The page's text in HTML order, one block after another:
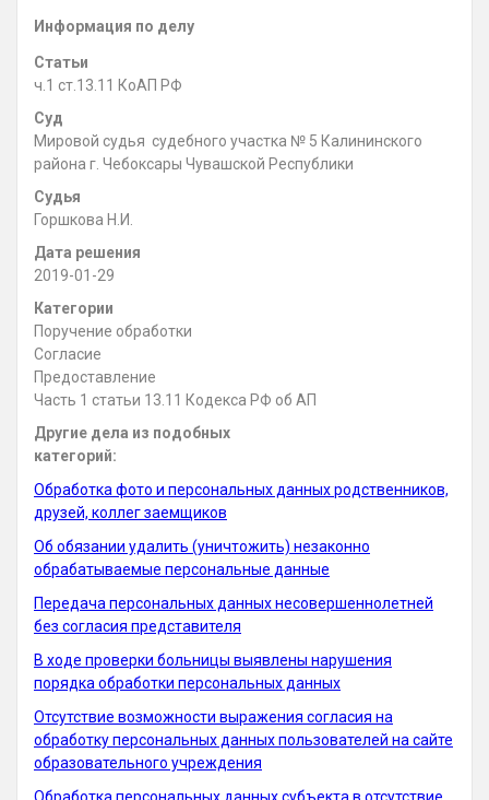
Информация по делу
Статьи
ч.1 ст.13.11 КоАП РФ
Суд
Мировой судья судебного участка № 5 Калининского
района г. Чебоксары Чувашской Республики
Судья
Горшкова Н.И.
Дата решения
2019-01-29
Категории
Поручение обработки
Согласие
Предоставление
Часть 1 статьи 13.11 Кодекса РФ об АП
Другие дела из подобных
категорий:
Обработка фото и персональных данных родственников,
друзей, коллег заемщиков
Об обязании удалить (уничтожить) незаконно
обрабатываемые персональные данные
Передача персональных данных несовершеннолетней
без согласия представителя
В ходе проверки больницы выявлены нарушения
порядка обработки персональных данных
Отсутствие возможности выражения согласия на
обработку персональных данных пользователей на сайте
образовательного учреждения